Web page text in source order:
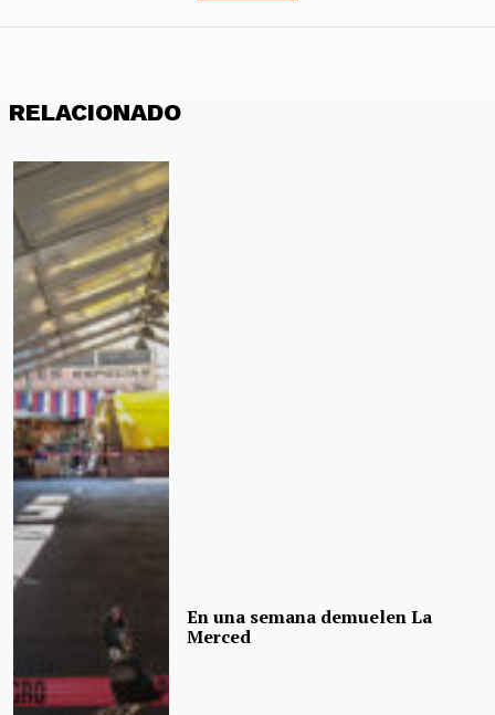
RELACIONADO
En una semana demuelen La
Merced